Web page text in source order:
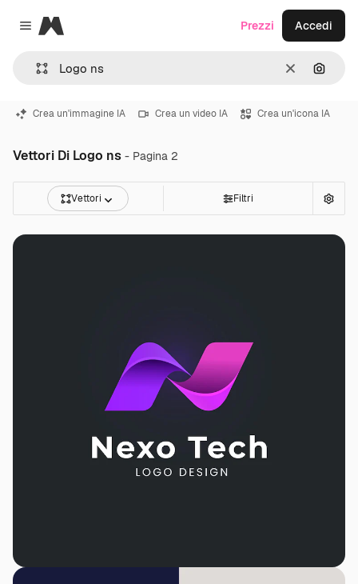
Close menu
Magnific
CancellaCerca
Prezzi Accedi
Crea un'immagine IA Crea un video IA Crea un'icona IA
Vettori Di Logo ns - Pagina 2
Vettori Filtri